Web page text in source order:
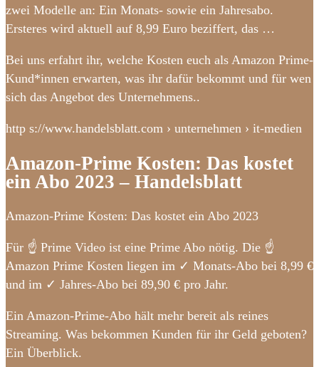
zwei Modelle an: Ein Monats- sowie ein Jahresabo.
Ersteres wird aktuell auf 8,99 Euro beziffert, das …
Bei uns erfahrt ihr, welche Kosten euch als Amazon Prime-
Kund*innen erwarten, was ihr dafür bekommt und für wen
sich das Angebot des Unternehmens..
http s://www.handelsblatt.com › unternehmen › it-medien
Amazon-Prime Kosten: Das kostet
ein Abo 2023 – Handelsblatt
Amazon-Prime Kosten: Das kostet ein Abo 2023
Für ☝ Prime Video ist eine Prime Abo nötig. Die ☝
Amazon Prime Kosten liegen im ✓ Monats-Abo bei 8,99 €
und im ✓ Jahres-Abo bei 89,90 € pro Jahr.
Ein Amazon-Prime-Abo hält mehr bereit als reines
Streaming. Was bekommen Kunden für ihr Geld geboten?
Ein Überblick.